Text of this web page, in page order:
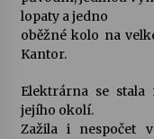
lopaty a jedno
oběžné kolo na
Kantor.
Elektrárna se stala
jejího okolí.
Zažila i nespočet